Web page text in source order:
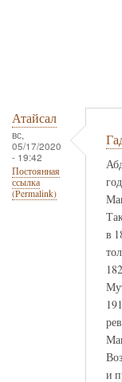
Атайсал
вс,
05/17/2020
- 19:42
Постоянная
ссылка
(Permalink)
в
и